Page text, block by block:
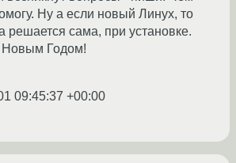
Ну а если новый Линух, то
решается сама, при установке.
Новым Годом!
09:45:37 +00:00